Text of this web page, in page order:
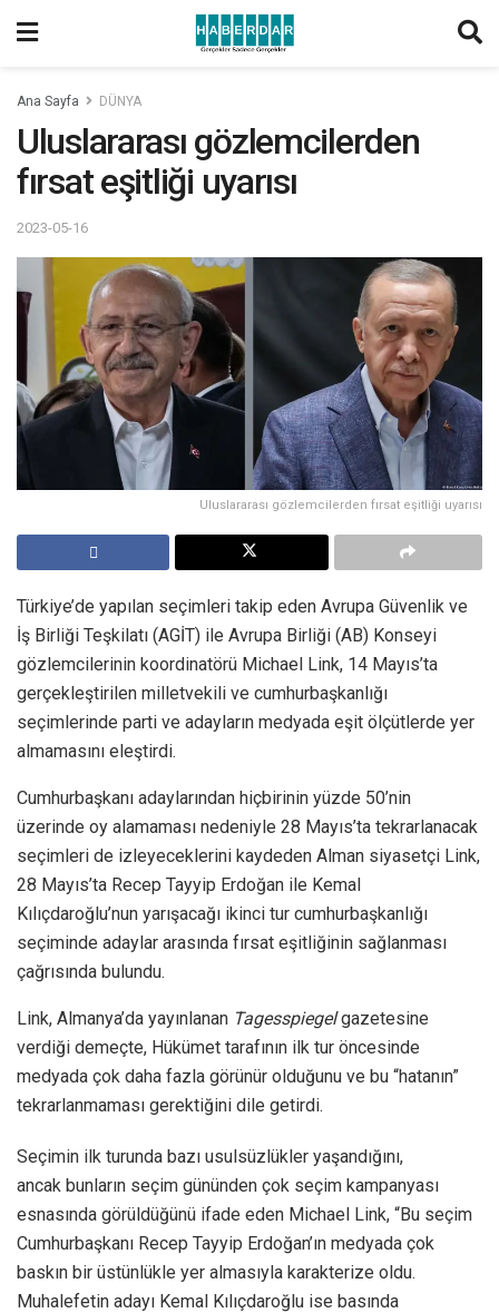
Ana Sayfa DÜNYA
Uluslararası gözlemcilerden
fırsat eşitliği uyarısı
2023-05-16
Uluslararası gözlemcilerden fırsat eşitliği uyarısı
Türkiye’de yapılan seçimleri takip eden Avrupa Güvenlik ve
İş Birliği Teşkilatı (AGİT) ile Avrupa Birliği (AB) Konseyi
gözlemcilerinin koordinatörü Michael Link, 14 Mayıs’ta
gerçekleştirilen milletvekili ve cumhurbaşkanlığı
seçimlerinde parti ve adayların medyada eşit ölçütlerde yer
almamasını eleştirdi.
Cumhurbaşkanı adaylarından hiçbirinin yüzde 50’nin
üzerinde oy alamaması nedeniyle 28 Mayıs’ta tekrarlanacak
seçimleri de izleyeceklerini kaydeden Alman siyasetçi Link,
28 Mayıs’ta Recep Tayyip Erdoğan ile Kemal
Kılıçdaroğlu’nun yarışacağı ikinci tur cumhurbaşkanlığı
seçiminde adaylar arasında fırsat eşitliğinin sağlanması
çağrısında bulundu.
Link, Almanya’da yayınlanan Tagesspiegelgazetesine
verdiği demeçte, Hükümet tarafının ilk tur öncesinde
medyada çok daha fazla görünür olduğunu ve bu “hatanın”
tekrarlanmaması gerektiğini dile getirdi.
Seçimin ilk turunda bazı usulsüzlükler yaşandığını,
ancak bunların seçim gününden çok seçim kampanyası
esnasında görüldüğünü ifade eden Michael Link, “Bu seçim
Cumhurbaşkanı Recep Tayyip Erdoğan’ın medyada çok
baskın bir üstünlükle yer almasıyla karakterize oldu.
Muhalefetin adayı Kemal Kılıçdaroğlu ise basında